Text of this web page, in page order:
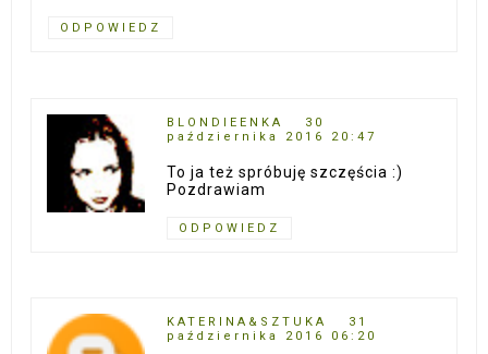
ODPOWIEDZ
BLONDIEENKA
30
października 2016 20:47
To ja też spróbuję szczęścia :)
Pozdrawiam
ODPOWIEDZ
KATERINA&SZTUKA
31
października 2016 06:20